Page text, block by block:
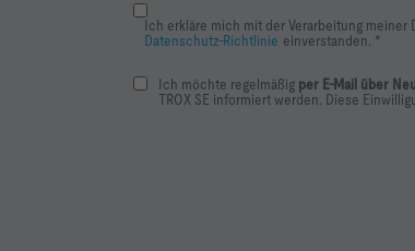
Ich erkläre mich mit der Verarbeitung meiner
Datenschutz-Richtlinie einverstanden. *
Ich möchte regelmäßig per E-Mail über
TROX SE informiert werden. Diese